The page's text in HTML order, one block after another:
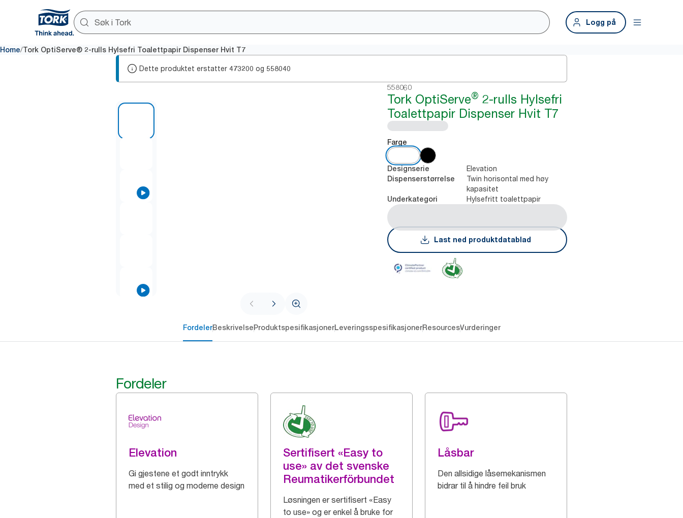
Logg på
Home/Tork OptiServe® 2-rulls Hylsefri Toalettpapir Dispenser Hvit T7
Dette produktet erstatter 473200 og 558040
558060
Tork OptiServe® 2-rulls Hylsefri
Toalettpapir Dispenser Hvit T7
Farge
Designserie Elevation
Dispenserstørrelse
Twin horisontal med høy
kapasitet
Underkategori Hylsefritt toalettpapir
Last ned produktdatablad
FordelerBeskrivelseProduktspesifikasjonerLeveringsspesifikasjonerResourcesVurderinger
Fordeler
Elevation
Gi gjestene et godt inntrykk
med et stilig og moderne design
Sertifisert «Easy to
use» av det svenske
Reumatikerförbundet
Løsningen er sertifisert «Easy
to use» og er enkel å bruke for
Låsbar
Den allsidige låsemekanismen
bidrar til å hindre feil bruk